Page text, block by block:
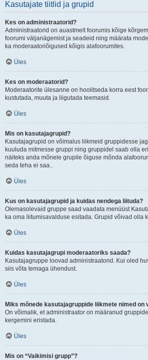
Kasutajate tiitlid ja grupid
Kes on administraatorid?
Administraatorid on auastmelt foorumis kõige
foorumi väljanägemist ja seadeid ning määrata
ka moderaatoriõigused kõigis alafoorumites.
Üles
Kes on moderaatorid?
Moderaatorite ülesanne on hoolitseda korra eest
kustutada, muuta ja liigutada teemasid.
Üles
Mis on kasutajagrupid?
Kasutajagrupid on võimalus liikmeid gruppidesse
kuuluda mitmesse gruppi ning gruppidel saab olla
näiteks anda mõnele grupile õiguse mõnda
seda teha ei saa..
Üles
Kus on kasutajagrupid ja kuidas nendega liituda?
Olemasolevaid gruppe saad vaadata menüüst
ka oma liitumisavalduse esitada. Grupid võivad olla
Üles
Kuidas kasutajagrupi moderaatoriks saada?
Kasutajagruppe loovad administraatorid. Kui oled
siis võta temaga ühendust.
Üles
Miks mõnede kasutajagruppide liikmete nimed on
On võimalik, et administraator on määranud
kergemini eristada.
Üles
Mis on “Vaikimisi grupp”?